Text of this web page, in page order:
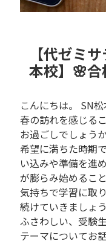
【代ゼミ
本校】🌸
こんにちは。 SN
春の訪れを感じる
お過ごしでしょう
希望に満ちた時期
い込みや準備を進
が膨らみ始めるこ
気持ちで学習に取
続けていきましょ
ふさわしい、受験
テーマについてお